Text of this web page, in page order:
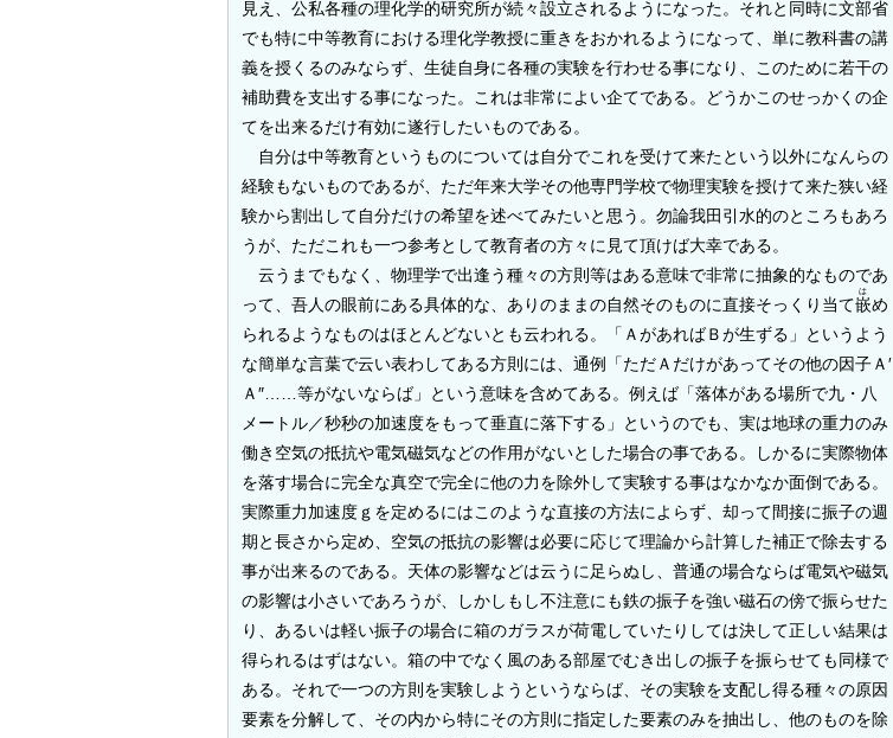
見え、公私各種の理化学的研究所が続々設立されるようになった。それと同時に文部省
でも特に中等教育における理化学教授に重きをおかれるようになって、単に教科書の講
義を授くるのみならず、生徒自身に各種の実験を行わせる事になり、このために若干の
補助費を支出する事になった。これは非常によい企てである。どうかこのせっかくの企
てを出来るだけ有効に遂行したいものである。
自分は中等教育というものについては自分でこれを受けて来たという以外になんらの
経験もないものであるが、ただ年来大学その他専門学校で物理実験を授けて来た狭い経
験から割出して自分だけの希望を述べてみたいと思う。勿論我田引水的のところもあろ
うが、ただこれも一つ参考として教育者の方々に見て頂けば大幸である。
云うまでもなく、物理学で出逢う種々の方則等はある意味で非常に抽象的なものであ
って、吾人の眼前にある具体的な、ありのままの自然そのものに直接そっくり当て嵌
は
め
られるようなものはほとんどないとも云われる。「ＡがあればＢが生ずる」というよう
な簡単な言葉で云い表わしてある方則には、通例「ただＡだけがあってその他の因子Ａ′
Ａ″……等がないならば」という意味を含めてある。例えば「落体がある場所で九・八
メートル／秒秒の加速度をもって垂直に落下する」というのでも、実は地球の重力のみ
働き空気の抵抗や電気磁気などの作用がないとした場合の事である。しかるに実際物体
を落す場合に完全な真空で完全に他の力を除外して実験する事はなかなか面倒である。
実際重力加速度ｇを定めるにはこのような直接の方法によらず、却って間接に振子の週
期と長さから定め、空気の抵抗の影響は必要に応じて理論から計算した補正で除去する
事が出来るのである。天体の影響などは云うに足らぬし、普通の場合ならば電気や磁気
の影響は小さいであろうが、しかしもし不注意にも鉄の振子を強い磁石の傍で振らせた
り、あるいは軽い振子の場合に箱のガラスが荷電していたりしては決して正しい結果は
得られるはずはない。箱の中でなく風のある部屋でむき出しの振子を振らせても同様で
ある。それで一つの方則を実験しようというならば、その実験を支配し得る種々の原因
要素を分解して、その内から特にその方則に指定した要素のみを抽出し、他のものを除